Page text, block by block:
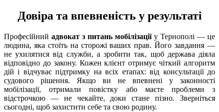
Довіра та впевненість у результаті
Професійний адвокат з питань мобілізаціїу Тернополі — це
людина, яка стоїть на сторожі ваших прав. Його завдання —
не ухилятися від служби, а зробити так, щоб держава діяла
відповідно до закону. Кожен клієнт отримує чіткий алгоритм
дій і відчуває підтримку на всіх етапах: від консультації до
судового рішення. Якщо ви не впевнені у законності
мобілізації, отримали повістку або маєте проблеми з
відстрочкою — не чекайте, доки стане пізно. Зверніться
сьогодні, щоб захистити себе та свою родину.